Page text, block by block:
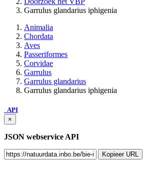
Garrulus glandarius iphigenia
Animalia
Chordata
Aves
Passeriformes
Corvidae
Garrulus
Garrulus glandarius
Garrulus glandarius iphigenia
API
×
JSON webservice API
Kopieer URL